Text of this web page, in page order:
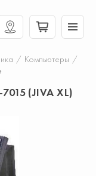
/ Компьютеры /
(JIVA XL)